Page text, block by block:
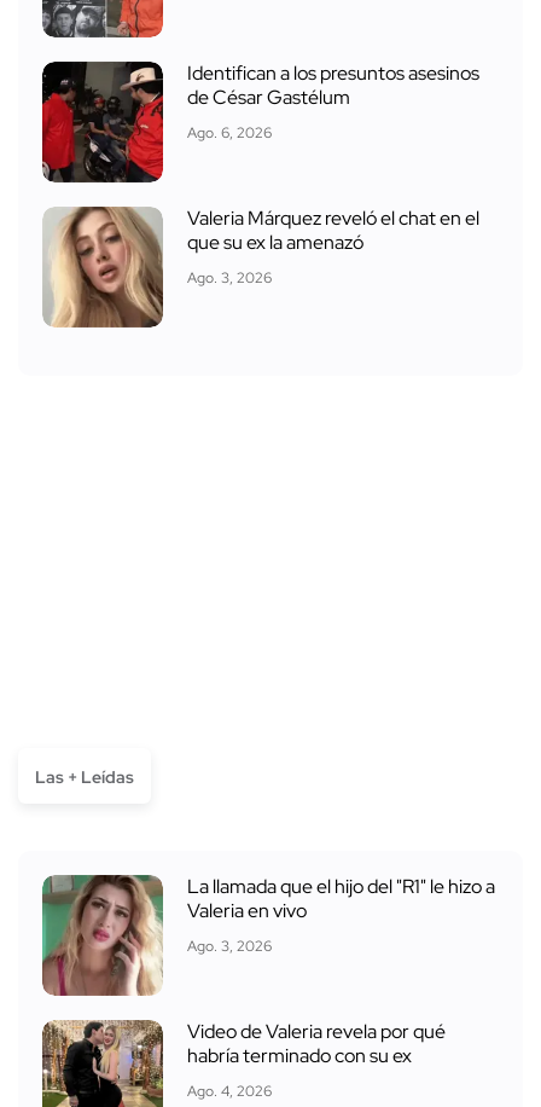
Identifican a los presuntos asesinos
de César Gastélum
Ago. 6, 2026
Valeria Márquez reveló el chat en el
que su ex la amenazó
Ago. 3, 2026
Las + Leídas
La llamada que el hijo del "R1" le hizo a
Valeria en vivo
Ago. 3, 2026
Video de Valeria revela por qué
habría terminado con su ex
Ago. 4, 2026